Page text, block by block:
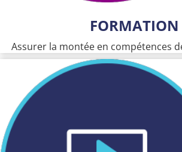
FORMATION
Assurer la montée en compétences